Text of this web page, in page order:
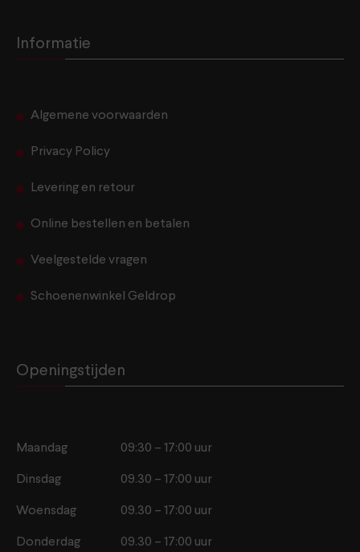
Informatie
Algemene voorwaarden
Privacy Policy
Levering en retour
Online bestellen en betalen
Veelgestelde vragen
Schoenenwinkel Geldrop
Openingstijden
Maandag 09:30 – 17:00 uur
Dinsdag 09.30 – 17:00 uur
Woensdag 09.30 – 17:00 uur
Donderdag 09.30 – 17:00 uur